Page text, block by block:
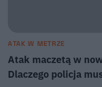
ATAK W METRZE
Atak maczetą w
Dlaczego policja